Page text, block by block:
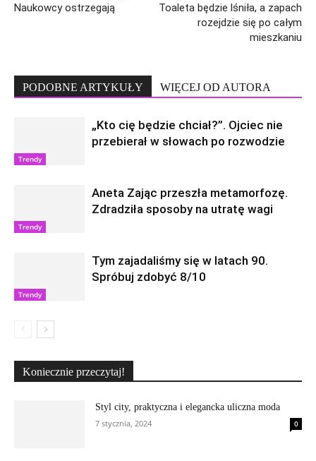
Naukowcy ostrzegają
Toaleta będzie lśniła, a zapach
rozejdzie się po całym
mieszkaniu
PODOBNE ARTYKUŁY WIĘCEJ OD AUTORA
Trendy
„Kto cię będzie chciał?”. Ojciec nie
przebierał w słowach po rozwodzie
Trendy
Aneta Zając przeszła metamorfozę.
Zdradziła sposoby na utratę wagi
Trendy
Tym zajadaliśmy się w latach 90.
Spróbuj zdobyć 8/10
Koniecznie przeczytaj!
Styl city, praktyczna i elegancka uliczna moda
7 stycznia, 2024
0